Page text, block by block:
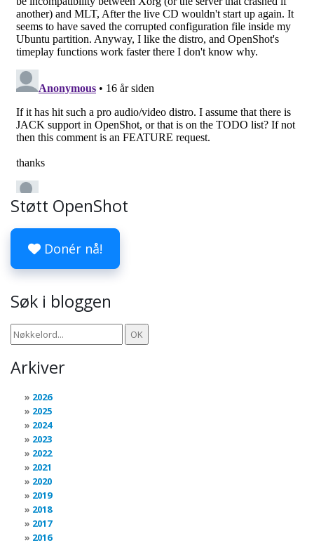
Støtt OpenShot
Donér nå!
Søk i bloggen
Arkiver
2026
2025
2024
2023
2022
2021
2020
2019
2018
2017
2016